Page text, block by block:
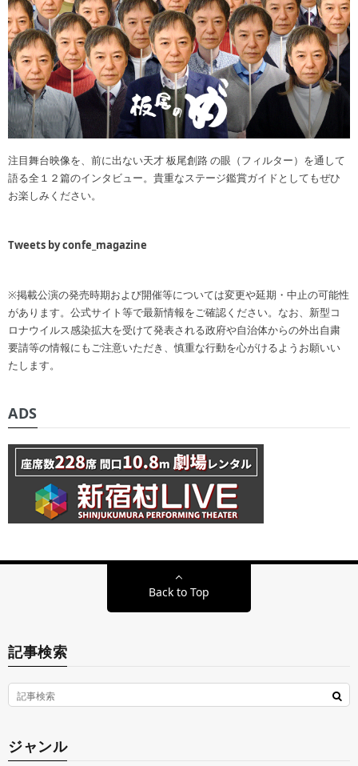
注目舞台映像を、前に出ない天才 板尾創路 の眼（フィルター）を通して
語る全１２篇のインタビュー。貴重なステージ鑑賞ガイドとしてもぜひ
お楽しみください。
Tweets by confe_magazine
※掲載公演の発売時期および開催等については変更や延期・中止の可能性
があります。公式サイト等で最新情報をご確認ください。なお、新型コ
ロナウイルス感染拡大を受けて発表される政府や自治体からの外出自粛
要請等の情報にもご注意いただき、慎重な行動を心がけるようお願いい
たします。
ADS
Back to Top
記事検索
ジャンル